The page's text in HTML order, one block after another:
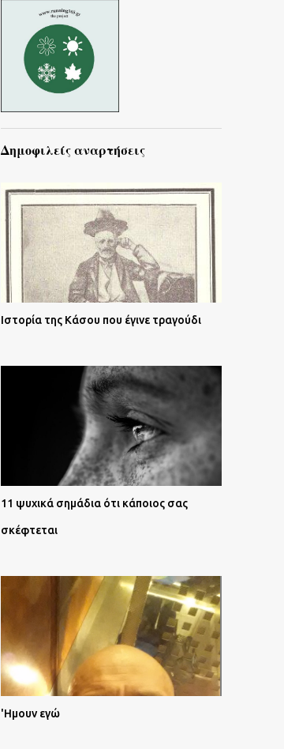
Δημοφιλείς αναρτήσεις
Ιστορία της Κάσου που έγινε τραγούδι
11 ψυχικά σημάδια ότι κάποιος σας
σκέφτεται
'Ημουν εγώ